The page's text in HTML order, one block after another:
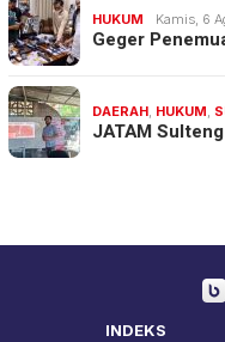
HUKUM Kamis, 6
Geger
DAERAH HUKUM
JATAM
INDEKS